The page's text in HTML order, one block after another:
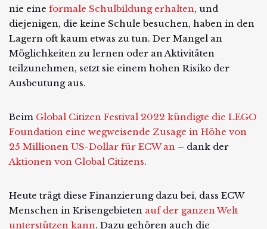
nie eine formale Schulbildung erhalten, und
diejenigen, die keine Schule besuchen, haben in den
Lagern oft kaum etwas zu tun. Der Mangel an
Möglichkeiten zu lernen oder an Aktivitäten
teilzunehmen, setzt sie einem hohen Risiko der
Ausbeutung aus.
Beim Global Citizen Festival 2022 kündigte die LEGO
Foundation eine wegweisende Zusage in Höhe von
25 Millionen US-Dollar für ECW an – dank der
Aktionen von Global Citizens.
Heute trägt diese Finanzierung dazu bei, dass ECW
Menschen in Krisengebieten auf der ganzen Welt
unterstützen kann. Dazu gehören auch die